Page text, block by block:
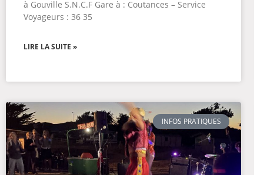
à Gouville S.N.C.F Gare à : Coutances – Service
Voyageurs : 36 35
LIRE LA SUITE »
INFOS PRATIQUES